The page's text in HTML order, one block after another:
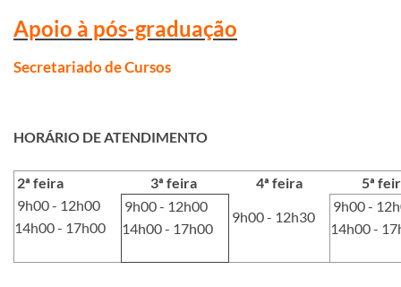
Apoi​o à pós-graduação
Secretariado de Cursos
HORÁRIO DE ATENDIMENTO
2ª feira 3ª feira 4ª feira
5ª
9h00 - 12h00
14h00 - 17h00
9h00 - 12h00
14h00 - 17h00
9h00 - 12h30
9h00 -
14h00 -